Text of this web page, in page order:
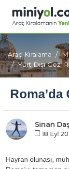
Araç Kiralama
Yurt Dışı Gezi
Roma’da
Sinan
18 Eyl
Hayran olunası,